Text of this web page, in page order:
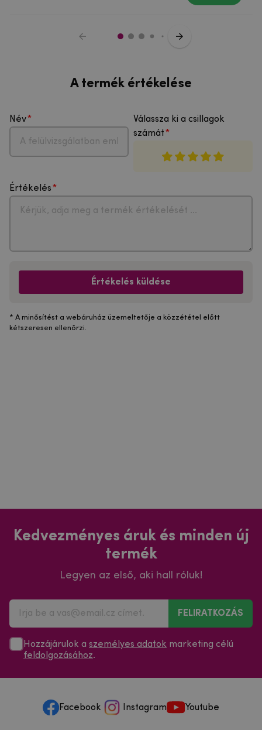
A termék értékelése
Név
Válassza ki a csillagok
számát
Értékelés
Értékelés küldése
* A minősítést a webáruház üzemeltetője a közzététel előtt
kétszeresen ellenőrzi.
Kedvezményes áruk és minden új
termék
Legyen az első, aki hall róluk!
FELIRATKOZÁS
Hozzájárulok a személyes adatok marketing célú
feldolgozásához.
Facebook Instagram Youtube